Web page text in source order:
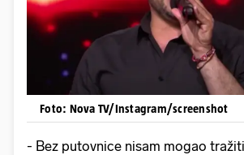
Foto: Nova TV/Instagram/screenshot
- Bez putovnice nisam mogao